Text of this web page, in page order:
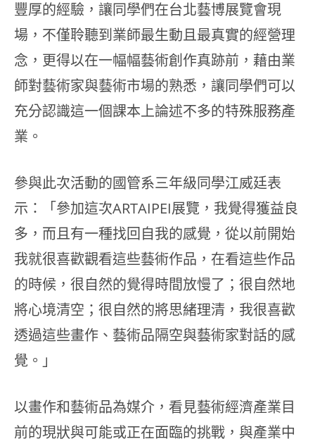
豐厚的經驗，讓同學們在台北藝博展覽會現
場，不僅聆聽到業師最生動且最真實的經營理
念，更得以在一幅幅藝術創作真跡前，藉由業
師對藝術家與藝術市場的熟悉，讓同學們可以
充分認識這一個課本上論述不多的特殊服務產
業。
參與此次活動的國管系三年級同學江威廷表
示：「參加這次ARTAIPEI展覽，我覺得獲益良
多，而且有一種找回自我的感覺，從以前開始
我就很喜歡觀看這些藝術作品，在看這些作品
的時候，很自然的覺得時間放慢了；很自然地
將心境清空；很自然的將思緒理清，我很喜歡
透過這些畫作、藝術品隔空與藝術家對話的感
覺。」
以畫作和藝術品為媒介，看見藝術經濟產業目
前的現狀與可能或正在面臨的挑戰，與產業中